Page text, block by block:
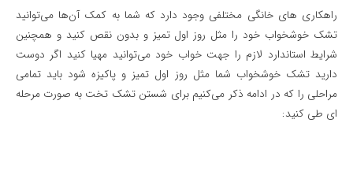
راهکاری های خانگی مختلفی وجود دارد که شما به کمک آن‌ها می‌توانید
تشک خوشخواب خود را مثل روز اول تمیز و بدون نقص کنید و همچنین
شرایط استاندارد لازم را جهت خواب خود می‌توانید مهیا کنید اگر دوست
دارید تشک خوشخواب شما مثل روز اول تمیز و پاکیزه شود باید تمامی
مراحلی را که در ادامه ذکر می‌کنیم برای شستن تشک تخت به صورت مرحله
ای طی کنید: